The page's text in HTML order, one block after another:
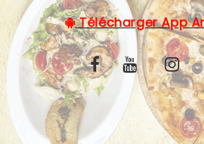
Télécharger App